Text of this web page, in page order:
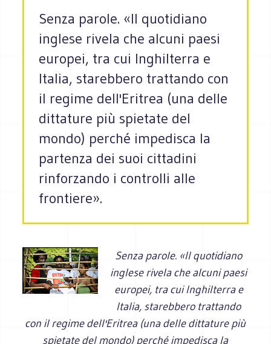
Senza parole. «Il quotidiano
inglese rivela che alcuni paesi
europei, tra cui Inghilterra e
Italia, starebbero trattando con
il regime dell'Eritrea (una delle
dittature più spietate del
mondo) perché impedisca la
partenza dei suoi cittadini
rinforzando i controlli alle
frontiere».
Senza parole. «Il quotidiano
inglese rivela che alcuni paesi
europei, tra cui Inghilterra e
Italia, starebbero trattando
con il regime dell'Eritrea (una delle dittature più
spietate del mondo) perché impedisca la